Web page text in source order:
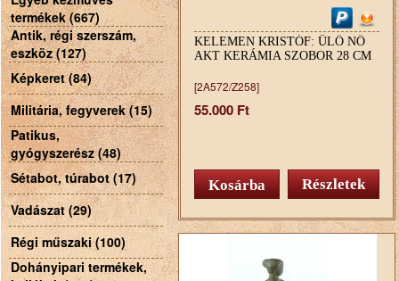
termékek (667)
Antik, régi szerszám,
eszköz (127)
Képkeret (84)
Militária, fegyverek (15)
Patikus,
gyógyszerész (48)
Sétabot, túrabot (17)
Vadászat (29)
Régi műszaki (100)
Dohányipari termékek,
KELEMEN KRISTÓF: ÜLŐ NŐ
AKT KERÁMIA SZOBOR 28 CM
[2A572/Z258]
55.000 Ft
Részletek